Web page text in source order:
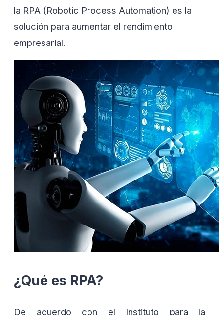
la RPA (Robotic Process Automation) es la
solución para aumentar el rendimiento
empresarial.
¿Qué es RPA?
De acuerdo con el Instituto para la